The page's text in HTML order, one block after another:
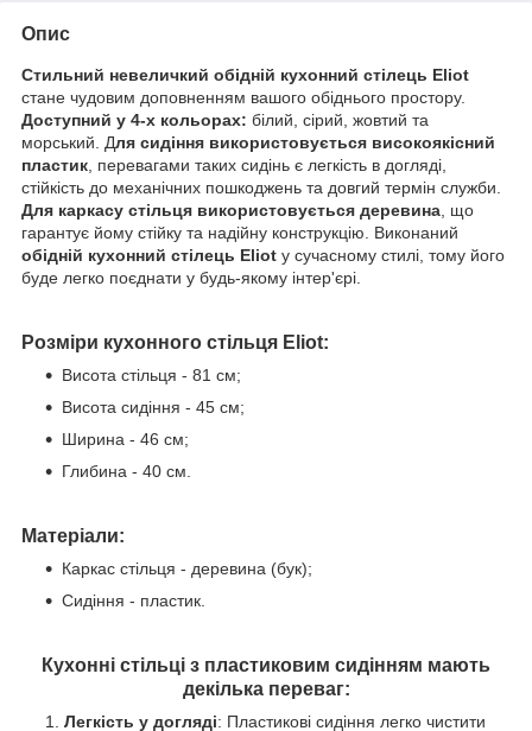
Опис
Стильний невеличкий обідній кухонний стілець Eliot
стане чудовим доповненням вашого обіднього простору.
Доступний у 4-х кольорах: білий, сірий, жовтий та
морський. Для сидіння використовується високоякісний
пластик , перевагами таких сидінь є легкість в догляді,
стійкість до механічних пошкоджень та довгий термін служби.
Для каркасу стільця використовується деревина , що
гарантує йому стійку та надійну конструкцію. Виконаний
обідній кухонний стілець Eliot у сучасному стилі, тому його
буде легко поєднати у будь-якому інтер'єрі.
Розміри кухонного стільця Eliot:
Висота стільця - 81 см;
Висота сидіння - 45 см;
Ширина - 46 см;
Глибина - 40 см.
Матеріали:
Каркас стільця - деревина (бук);
Сидіння - пластик.
Кухонні стільці з пластиковим сидінням мають
декілька переваг:
Легкість у догляді: Пластикові сидіння легко чистити